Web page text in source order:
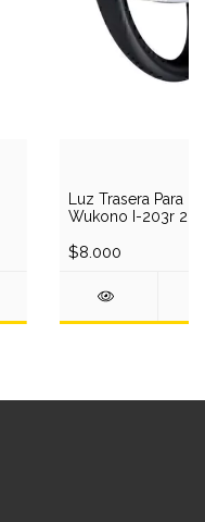
Luz Trasera Para
Wukono I-203r 2
$8.000